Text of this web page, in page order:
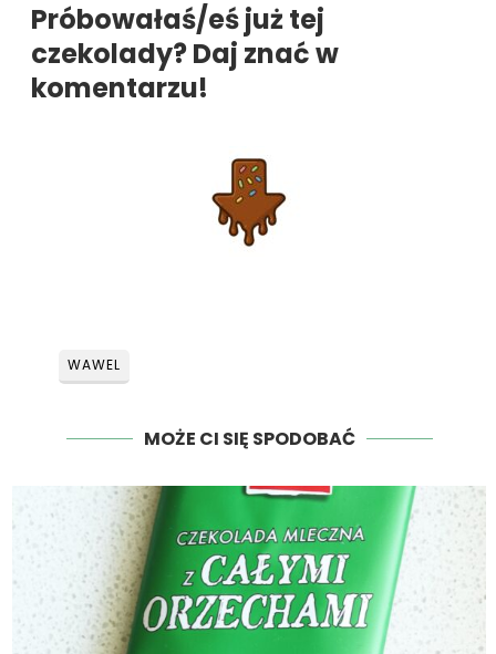
Próbowałaś/eś już tej
czekolady? Daj znać w
komentarzu!
WAWEL
MOŻE CI SIĘ SPODOBAĆ